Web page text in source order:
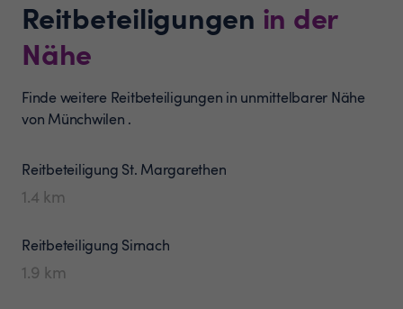
Reitbeteiligungen in der
Nähe
Finde weitere Reitbeteiligungen in unmittelbarer Nähe
von Münchwilen .
Reitbeteiligung St. Margarethen
1.4 km
Reitbeteiligung Sirnach
1.9 km